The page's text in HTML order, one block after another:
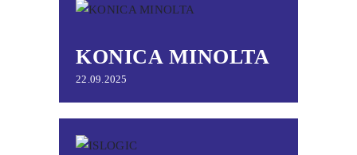
KONICA MINOLTA
22.09.2025